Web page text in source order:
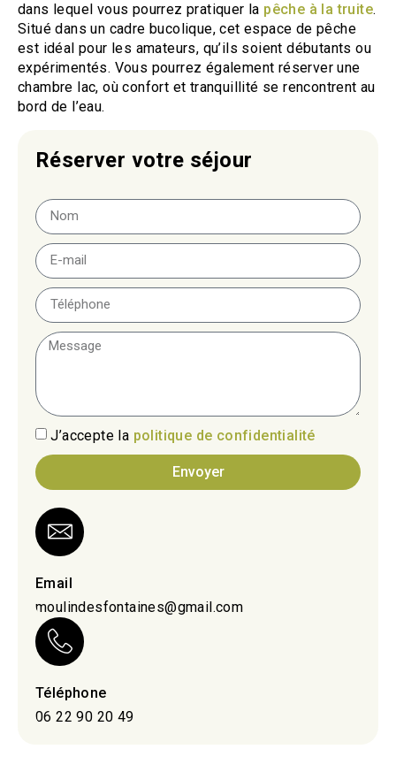
dans lequel vous pourrez pratiquer la pêche à la truite.
Situé dans un cadre bucolique, cet espace de pêche
est idéal pour les amateurs, qu’ils soient débutants ou
expérimentés. Vous pourrez également réserver une
chambre lac, où confort et tranquillité se rencontrent au
bord de l’eau.
Réserver votre séjour
J’accepte la politique de confidentialité
Envoyer
Email
moulindesfontaines@gmail.com
Téléphone
06 22 90 20 49